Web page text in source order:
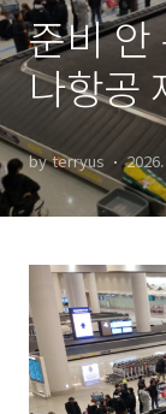
준비 안
나항공
by terryus